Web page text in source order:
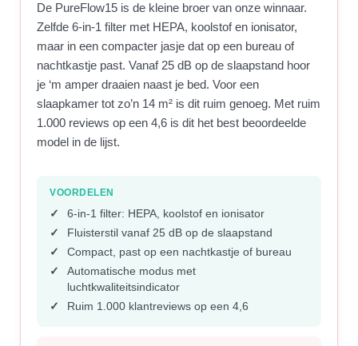
De PureFlow15 is de kleine broer van onze winnaar.
Zelfde 6-in-1 filter met HEPA, koolstof en ionisator,
maar in een compacter jasje dat op een bureau of
nachtkastje past. Vanaf 25 dB op de slaapstand hoor
je ‘m amper draaien naast je bed. Voor een
slaapkamer tot zo’n 14 m² is dit ruim genoeg. Met ruim
1.000 reviews op een 4,6 is dit het best beoordeelde
model in de lijst.
VOORDELEN
6-in-1 filter: HEPA, koolstof en ionisator
Fluisterstil vanaf 25 dB op de slaapstand
Compact, past op een nachtkastje of bureau
Automatische modus met
luchtkwaliteitsindicator
Ruim 1.000 klantreviews op een 4,6